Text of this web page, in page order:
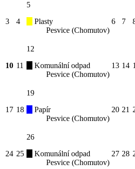
3 4
5
Plasty
Pesvice (Chomutov)
6 7
10 11
12
Komunální odpad
Pesvice (Chomutov)
13 14
17 18
19
Papír
Pesvice (Chomutov)
20 21
24 25
26
Komunální odpad
Pesvice (Chomutov)
27 28